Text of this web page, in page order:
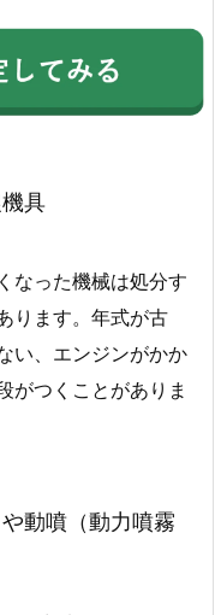
具
なった機械は処分す
ります。年式が古
い、エンジンがかか
がつくことがありま
動噴（動力噴霧